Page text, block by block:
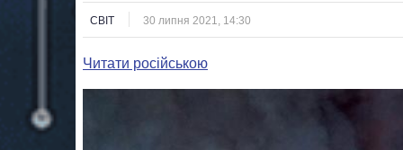
СВІТ 30 липня 2021, 14:30
Читати російською